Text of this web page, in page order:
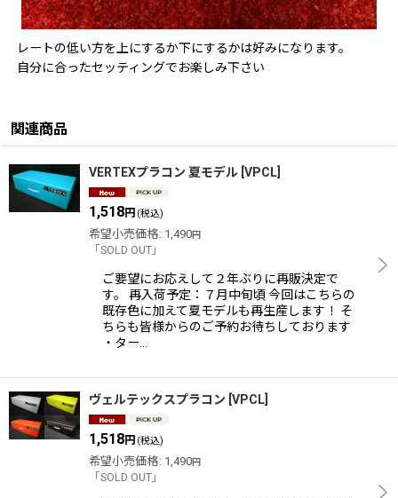
レートの低い方を上にするか下にするかは好みになります。
自分に合ったセッティングでお楽しみ下さい
関連商品
VERTEXプラコン 夏モデル VPCL
1,518円 (税込)
希望小売価格: 1,490円
「SOLD OUT」
ご要望にお応えして２年ぶりに再販決定で
す。 再入荷予定：７月中旬頃 今回はこちらの
既存色に加えて夏モデルも再生産します！ そ
ちらも皆様からのご予約お待ちしております
・ター…
ヴェルテックスプラコン VPCL
1,518円 (税込)
希望小売価格: 1,490円
「SOLD OUT」